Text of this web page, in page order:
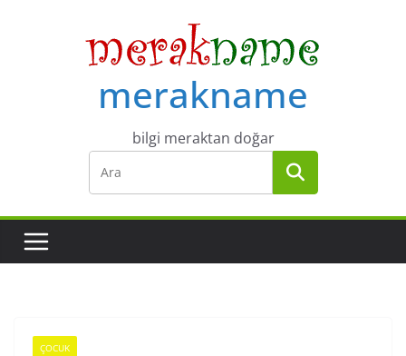
merakname
bilgi meraktan doğar
ÇOCUK